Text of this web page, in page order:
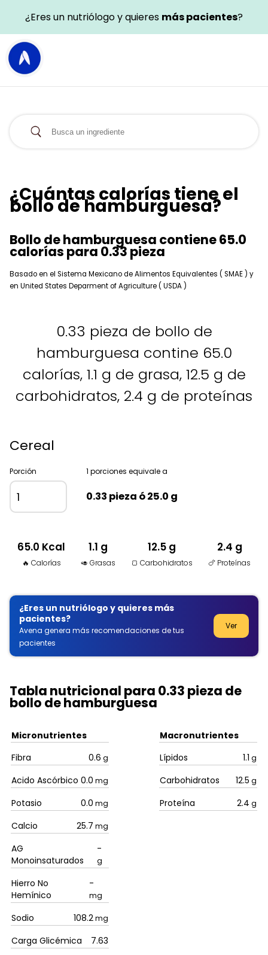
¿Eres un nutriólogo y quieres más pacientes?
¿Cuántas calorías tiene el
bollo de hamburguesa?
Bollo de hamburguesa contiene 65.0
calorías para 0.33 pieza
Basado en el Sistema Mexicano de Alimentos Equivalentes ( SMAE ) y
en United States Deparment of Agriculture ( USDA )
0.33 pieza de bollo de
hamburguesa contine 65.0
calorías, 1.1 g de grasa, 12.5 g de
carbohidratos, 2.4 g de proteínas
Cereal
Porción 1 porciones equivale a
0.33 pieza ó 25.0 g
65.0 Kcal
🔥 Calorías
1.1 g
🥑 Grasas
12.5 g
🍞 Carbohidratos
2.4 g
🍗 Proteínas
¿Eres un nutriólogo y quieres más
pacientes?
Avena genera más recomendaciones de tus
pacientes
Ver
Tabla nutricional para 0.33 pieza de
bollo de hamburguesa
Micronutrientes
Fibra
0.6 g
Acido Ascórbico 0.0 mg
Potasio 0.0 mg
Calcio 25.7 mg
AG
Monoinsaturados
-
g
Hierro No
Hemínico
-
mg
Sodio 108.2mg
Carga Glicémica
7.63
Macronutrientes
Lípidos
1.1 g
Carbohidratos 12.5 g
Proteína 2.4 g